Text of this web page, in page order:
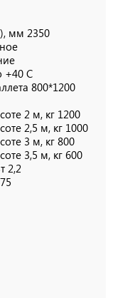
мм 2350
+40 С
800*1200
2 м, кг 1200
2,5 м, кг 1000
3 м, кг 800
3,5 м, кг 600
2,2